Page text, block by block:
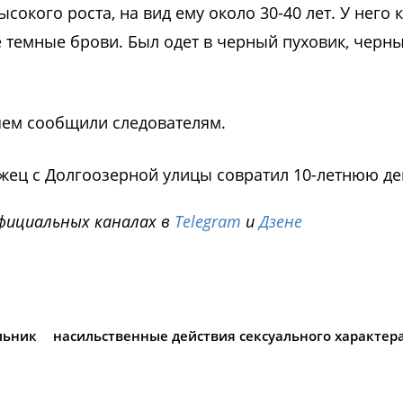
роста, на вид ему около 30-40 лет. У него
брови. Был одет в черный пуховик,
сообщили следователям.
с Долгоозерной улицы совратил 10-летнюю
каналах в Telegram иДзене
насильственные действия сексуального